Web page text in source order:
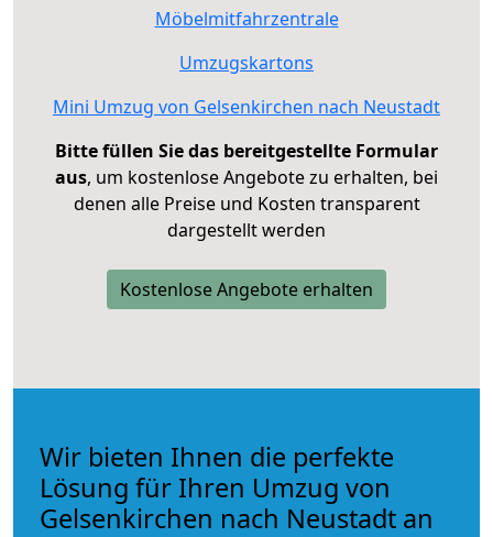
Möbelmitfahrzentrale
Umzugskartons
Mini Umzug von Gelsenkirchen nach Neustadt
Bitte füllen Sie das bereitgestellte Formular
aus, um kostenlose Angebote zu erhalten, bei
denen alle Preise und Kosten transparent
dargestellt werden
Kostenlose Angebote erhalten
Wir bieten Ihnen die perfekte
Lösung für Ihren Umzug von
Gelsenkirchen nach Neustadt an